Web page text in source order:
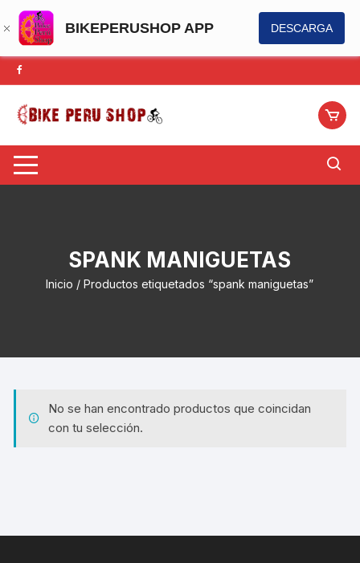
BIKEPERUSHOP APP DESCARGA
Saltar
al
contenido
SPANK MANIGUETAS
Inicio / Productos etiquetados “spank maniguetas”
No se han encontrado productos que coincidan
con tu selección.